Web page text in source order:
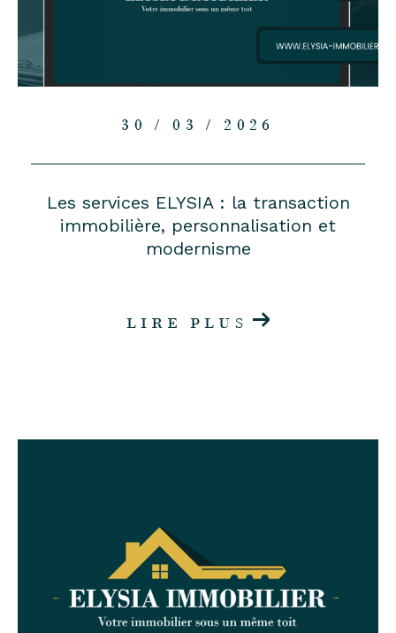
30 / 03 / 2026
Les services ELYSIA : la transaction
immobilière, personnalisation et
modernisme
LIRE PLUS